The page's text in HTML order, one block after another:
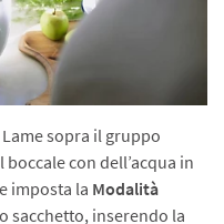
sopra il gruppo
con dell’acqua in
imposta la Modalità
sacchetto, inserendo la